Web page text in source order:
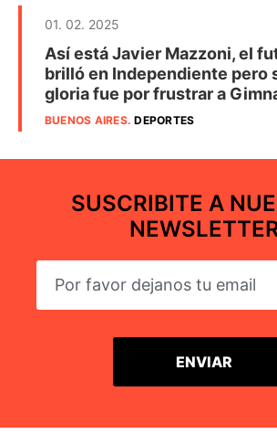
01. 02. 2025
Así está Javier Mazzoni, el
brilló en Independiente pero
gloria fue por frustrar a
BUENOS AIRES.DEPORTES
SUSCRIBITE A